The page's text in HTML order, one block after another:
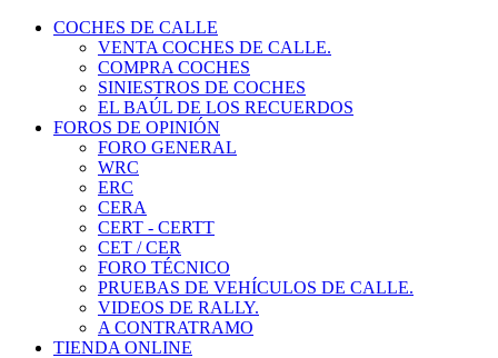
COCHES DE CALLE
VENTA COCHES DE CALLE.
COMPRA COCHES
SINIESTROS DE COCHES
EL BAÚL DE LOS RECUERDOS
FOROS DE OPINIÓN
FORO GENERAL
WRC
ERC
CERA
CERT - CERTT
CET / CER
FORO TÉCNICO
PRUEBAS DE VEHÍCULOS DE CALLE.
VIDEOS DE RALLY.
A CONTRATRAMO
TIENDA ONLINE